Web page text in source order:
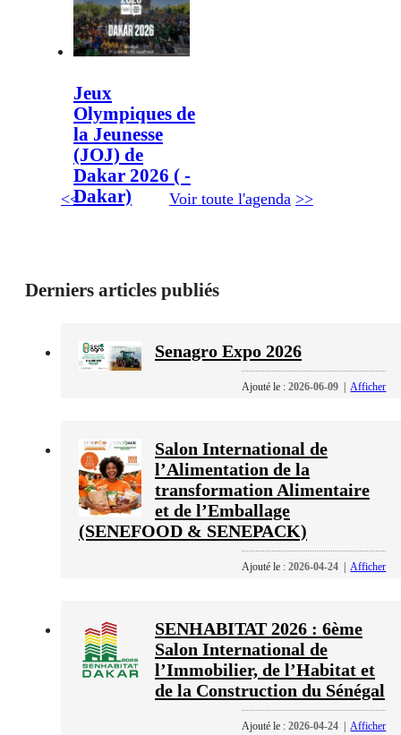
Jeux
Olympiques de
la Jeunesse
(JOJ) de
Dakar 2026 ( -
Dakar)
<< Voir toute l'agenda >>
Derniers articles publiés
Senagro Expo 2026
Ajouté le :2026-06-09 |Afficher
Salon International de
l’Alimentation de la
transformation Alimentaire
et de l’Emballage
(SENEFOOD & SENEPACK)
Ajouté le :2026-04-24 |Afficher
SENHABITAT 2026 : 6ème
Salon International de
l’Immobilier, de l’Habitat et
de la Construction du Sénégal
Ajouté le :2026-04-24 |Afficher